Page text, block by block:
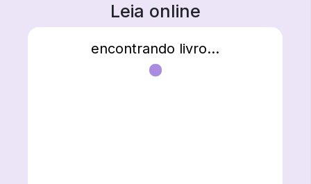
Leia online
encontrando livro...